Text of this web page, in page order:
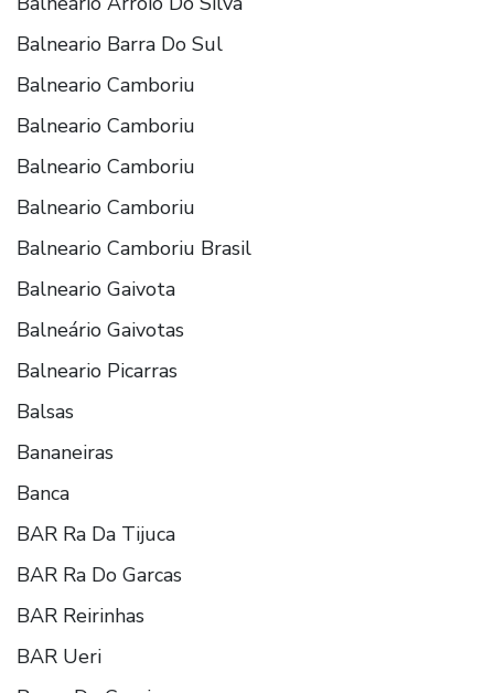
Balneario Barra Do Sul
Balneario Camboriu
Balneario Camboriu
Balneario Camboriu
Balneario Camboriu
Balneario Camboriu Brasil
Balneario Gaivota
Balneário Gaivotas
Balneario Picarras
Balsas
Bananeiras
Banca
BAR Ra Da Tijuca
BAR Ra Do Garcas
BAR Reirinhas
BAR Ueri